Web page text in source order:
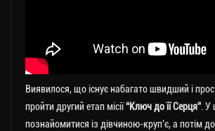
Виявилося, що існує набагато швидший і
пройти другий етап місії“Ключ до її Серця” .
познайомитися із дівчиною-круп’є, а потім